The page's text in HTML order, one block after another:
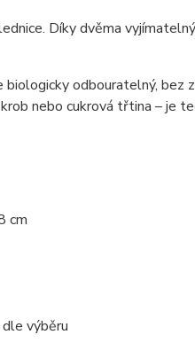
Díky dvěma
biologicky odbouratelný, bez
nebo cukrová třtina – je
cm
výběru